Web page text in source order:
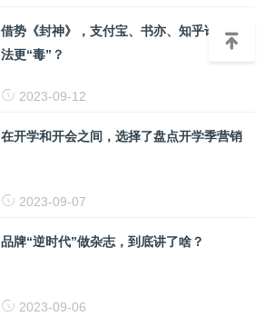
借势《封神》，支付宝、书亦、知乎谁的玩
法更“毒”？
2023-09-12
在开学和开会之间，选择了盘点开学季营销
2023-09-07
品牌“逆时代”做杂志，到底讲了啥？
2023-09-06